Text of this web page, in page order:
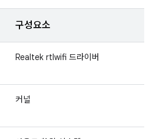
구성요소
Realtek rtlwifi 드라이버
커널